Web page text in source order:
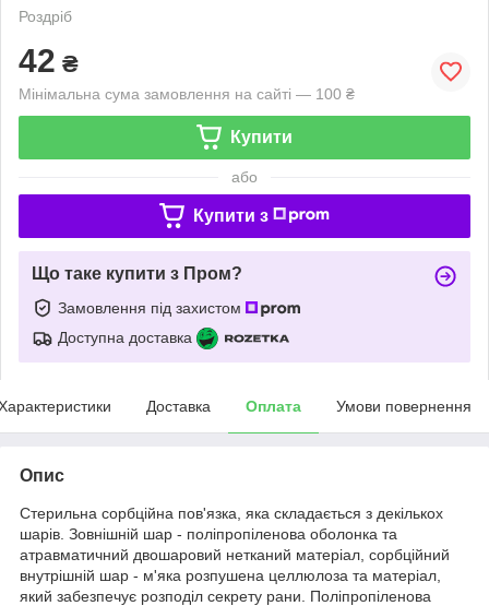
Роздріб
42 ₴
Мінімальна сума замовлення на сайті — 100 ₴
Купити
або
Купити з
Що таке купити з Пром?
Замовлення під захистом
Доступна доставка
Доставка Оплата Умови повернення
Опис
Стерильна сорбційна пов'язка, яка складається з декількох
шарів. Зовнішній шар - поліпропіленова оболонка та
атравматичний двошаровий нетканий матеріал, сорбційний
внутрішній шар - м'яка розпушена целлюлоза та матеріал,
який забезпечує розподіл секрету рани. Поліпропіленова